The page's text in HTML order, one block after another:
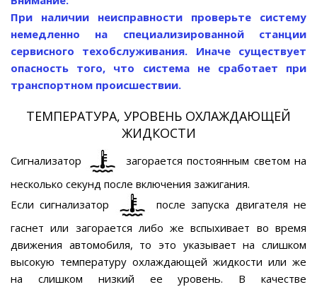
При наличии неисправности проверьте систему
немедленно на специализированной станции
сервисного техобслуживания. Иначе существует
опасность того, что система не сработает при
транспортном происшествии.
ТЕМПЕРАТУРА, УРОВЕНЬ ОХЛАЖДАЮЩЕЙ
ЖИДКОСТИ
Сигнализатор
загорается постоянным светом на
несколько секунд после включения зажигания.
Если сигнализатор
после запуска двигателя не
гаснет или загорается либо же вспыхивает во время
движения автомобиля, то это указывает на слишком
высокую температуру охлаждающей жидкости или же
на слишком низкий ее уровень. В качестве